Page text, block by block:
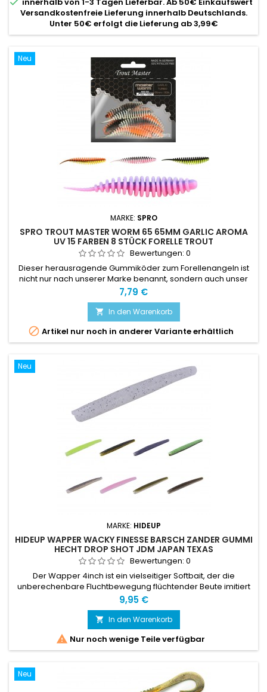
Versandkostenfreie Lieferung innerhalb Deutschlands.
Unter 50€ erfolgt die Lieferung ab 3,99€
Neu
MARKE: SPRO
SPRO TROUT MASTER WORM 65 65MM GARLIC AROMA
UV 15 FARBEN 8 STÜCK FORELLE TROUT
Bewertungen: 0
Dieser herausragende Gummiköder zum Forellenangeln ist
nicht nur nach unserer Marke benannt, sondern auch unser
Forellen-Meister Waldemar Merdian
Preis
7,79 €
 In den Warenkorb
 Artikel nur noch in anderer Variante erhältlich
Neu
MARKE: HIDEUP
HIDEUP WAPPER WACKY FINESSE BARSCH ZANDER GUMMI
HECHT DROP SHOT JDM JAPAN TEXAS
Bewertungen: 0
Der Wapper 4inch ist ein vielseitiger Softbait, der die
unberechenbare Fluchtbewegung flüchtender Beute imitiert
Preis
9,95 €
 In den Warenkorb
 Nur noch wenige Teile verfügbar
Neu